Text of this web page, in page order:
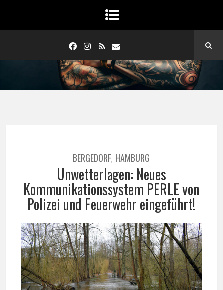
BERGEDORF, HAMBURG
Unwetterlagen: Neues
Kommunikationssystem PERLE von
Polizei und Feuerwehr eingeführt!